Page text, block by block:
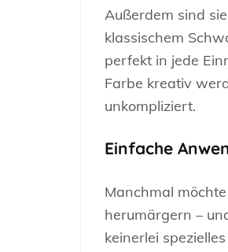
Außerdem sind
klassischem
perfekt in jede
Farbe kreativ
unkompliziert.
Einfache
Manchmal
herumärgern –
keinerlei